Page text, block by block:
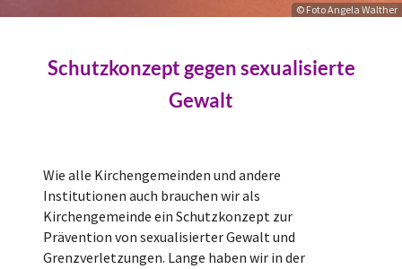
© Foto Angela Walther
Schutzkonzept gegen sexualisierte
Gewalt
Wie alle Kirchengemeinden und andere
Institutionen auch brauchen wir als
Kirchengemeinde ein Schutzkonzept zur
Prävention von sexualisierter Gewalt und
Grenzverletzungen. Lange haben wir in der